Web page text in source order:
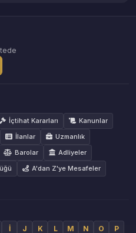
İçtihat Kararları
Kanunlar
İlanlar
Uzmanlık
Barolar
Adliyeler
A'dan Z'ye Mesafeler
İ J K L M N O
P